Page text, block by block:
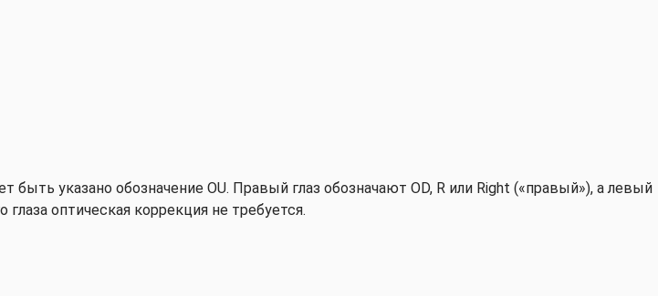
быть указано обозначение OU. Правый глаз обозначают OD, R или Right («правый»), а левый
оптическая коррекция не требуется.